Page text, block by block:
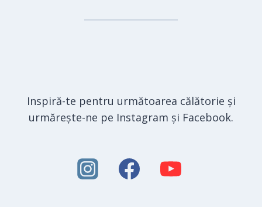
Inspiră-te pentru următoarea călătorie și
urmărește-ne pe Instagram și Facebook.